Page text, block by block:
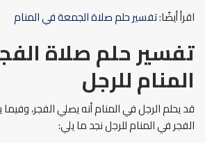
اقرأ أيضًا:تفسير حلم صلاة الجمعة في المنام
تفسير حلم صلاة
المنام للرجل
قد يحلم الرجل في المنام أنه يصلي الفجر،
الفجر في المنام للرجل نجد ما يلي: